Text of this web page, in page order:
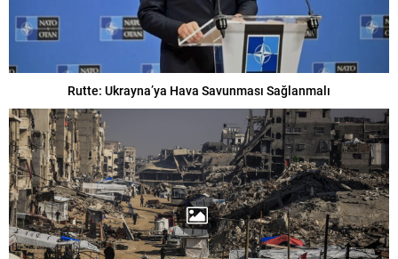
Rutte: Ukrayna’ya Hava Savunması Sağlanmalı